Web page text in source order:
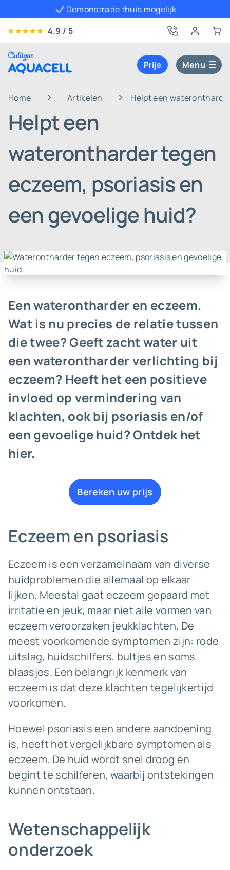
Demonstratie thuis mogelijk
4.9 / 5
Prijs Menu
Home Artikelen Helpt een
Helpt een
waterontharder tegen
eczeem, psoriasis en
een gevoelige huid?
Een waterontharder en eczeem.
Wat is nu precies de relatie tussen
die twee? Geeft zacht water uit
een waterontharder verlichting bij
eczeem? Heeft het een positieve
invloed op vermindering van
klachten, ook bij psoriasis en/of
een gevoelige huid? Ontdek het
hier.
Bereken uw prijs
Eczeem en psoriasis
Eczeem is een verzamelnaam van diverse
huidproblemen die allemaal op elkaar
lijken. Meestal gaat eczeem gepaard met
irritatie en jeuk, maar niet alle vormen van
eczeem veroorzaken jeukklachten. De
meest voorkomende symptomen zijn: rode
uitslag, huidschilfers, bultjes en soms
blaasjes. Een belangrijk kenmerk van
eczeem is dat deze klachten tegelijkertijd
voorkomen.
Hoewel psoriasis een andere aandoening
is, heeft het vergelijkbare symptomen als
eczeem. De huid wordt snel droog en
begint te schilferen, waarbij ontstekingen
kunnen ontstaan.
Wetenschappelijk
onderzoek